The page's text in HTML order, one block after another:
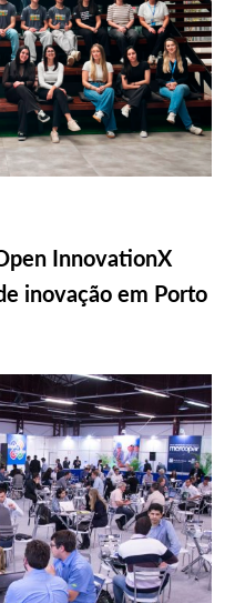
InnovationX
inovação em Porto